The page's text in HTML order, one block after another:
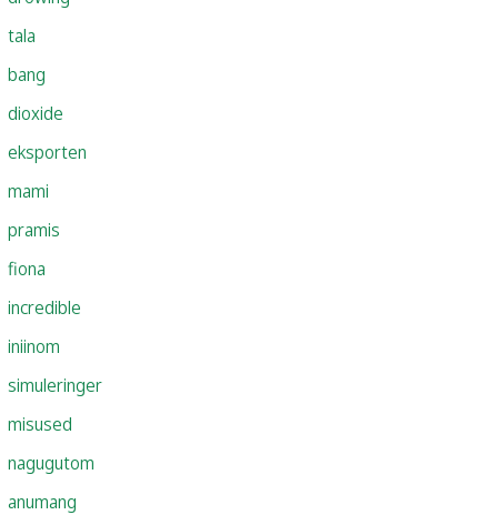
tala
bang
dioxide
eksporten
mami
pramis
fiona
incredible
iniinom
simuleringer
misused
nagugutom
anumang